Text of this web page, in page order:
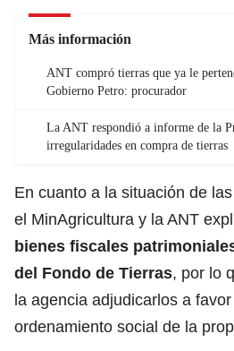
Más información
ANT compró tierras que ya le
Gobierno Petro: procurador
La ANT respondió a informe de la
irregularidades en compra de tierras
En cuanto a la situación de
el MinAgricultura y la ANT
bienes fiscales
del Fondo de Tierras, por lo
la agencia adjudicarlos a
ordenamiento social de la